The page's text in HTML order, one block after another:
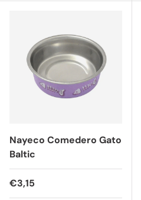
Nayeco Comedero Gato
Baltic
Precio normal
€3,15